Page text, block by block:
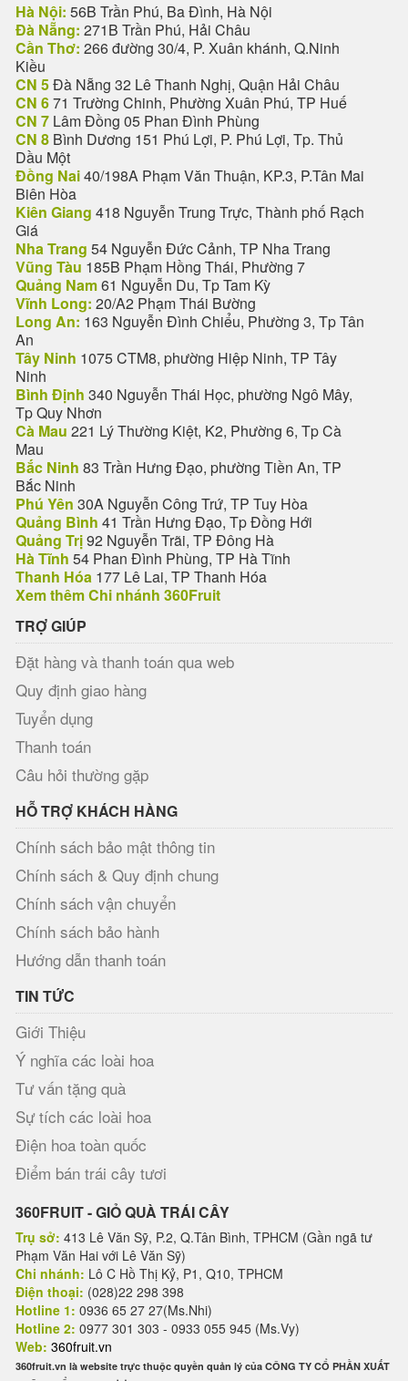
Hà Nội: 56B Trần Phú, Ba Đình, Hà Nội
Đà Nẵng: 271B Trần Phú, Hải Châu
Cần Thơ: 266 đường 30/4, P. Xuân khánh, Q.Ninh
Kiều
CN 5Đà Nẵng 32 Lê Thanh Nghị, Quận Hải Châu
CN 671 Trường Chinh, Phường Xuân Phú, TP Huế
CN 7 Lâm Đồng 05 Phan Đình Phùng
CN 8 Bình Dương 151 Phú Lợi, P. Phú Lợi, Tp. Thủ
Dầu Một
Đồng Nai40/198A Phạm Văn Thuận, KP.3, P.Tân Mai
Biên Hòa
Kiên Giang 418 Nguyễn Trung Trực, Thành phố Rạch
Giá
Nha Trang 54 Nguyễn Đức Cảnh, TP Nha Trang
Vũng Tàu 185B Phạm Hồng Thái, Phường 7
Quảng Nam61 Nguyễn Du, Tp Tam Kỳ
Vĩnh Long: 20/A2 Phạm Thái Bường
Long An: 163 Nguyễn Đình Chiểu, Phường 3, Tp Tân
An
Tây Ninh 1075 CTM8, phường Hiệp Ninh, TP Tây
Ninh
Bình Định 340 Nguyễn Thái Học, phường Ngô Mây,
Tp Quy Nhơn
Cà Mau 221 Lý Thường Kiệt, K2, Phường 6, Tp Cà
Mau
Bắc Ninh 83 Trần Hưng Đạo, phường Tiền An, TP
Bắc Ninh
Phú Yên 30A Nguyễn Công Trứ, TP Tuy Hòa
Quảng Bình 41 Trần Hưng Đạo, Tp Đồng Hới
Quảng Trị92 Nguyễn Trãi, TP Đông Hà
Hà Tĩnh 54 Phan Đình Phùng, TP Hà Tĩnh
Thanh Hóa 177 Lê Lai, TP Thanh Hóa
Xem thêm Chi nhánh 360Fruit
TRỢ GIÚP
Đặt hàng và thanh toán qua web
Quy định giao hàng
Tuyển dụng
Thanh toán
Câu hỏi thường gặp
HỖ TRỢ KHÁCH HÀNG
Chính sách bảo mật thông tin
Chính sách & Quy định chung
Chính sách vận chuyển
Chính sách bảo hành
Hướng dẫn thanh toán
TIN TỨC
Giới Thiệu
Ý nghĩa các loài hoa
Tư vấn tặng quà
Sự tích các loài hoa
Điện hoa toàn quốc
Điểm bán trái cây tươi
360FRUIT - GIỎ QUÀ TRÁI CÂY
Trụ sở: 413 Lê Văn Sỹ, P.2, Q.Tân Bình, TPHCM (Gần ngã tư
Phạm Văn Hai với Lê Văn Sỹ)
Chi nhánh: Lô C Hồ Thị Kỷ, P1, Q10, TPHCM
Điện thoại: (028)22 298 398
Hotline 1: 0936 65 27 27(Ms.Nhi)
Hotline 2: 0977 301 303 - 0933 055 945 (Ms.Vy)
Web: 360fruit.vn
360fruit.vn là website trực thuộc quyền quản lý của CÔNG TY CỔ PHẦN XUẤT